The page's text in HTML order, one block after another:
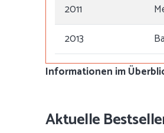
2011
2013
Informationen im
Aktuelle